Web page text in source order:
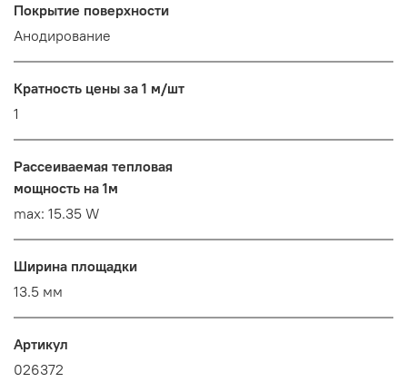
Покрытие поверхности
Анодирование
Кратность цены за 1 м/шт
1
Рассеиваемая тепловая
мощность на 1м
max: 15.35 W
Ширина площадки
13.5 мм
Артикул
026372